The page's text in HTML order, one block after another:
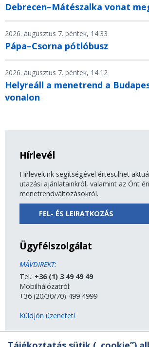
Debrecen–Mátészalka vonat
2026. augusztus 7. péntek, 14.33
Pápa–Csorna pótlóbusz
2026. augusztus 7. péntek, 14.12
Helyreáll a menetrend a
vonalon
Hírlevél
Hírlevelünk segítségével értesülhet
utazási ajánlatainkról, valamint az Önt
menetrendváltozásokról.
FEL- ÉS LEIRATKOZÁS
Ügyfélszolgálat
MÁVDIREKT:
Tel.: +36 (1) 3 49 49 49
Mobilhálózatról:
+36 (20/30/70) 499 4999
Küldjön üzenetet!
MÁV-csoport